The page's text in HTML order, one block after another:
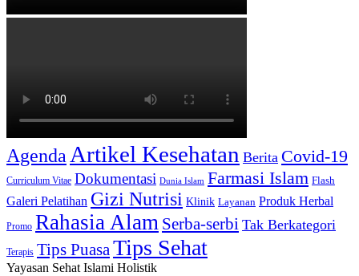
Agenda Artikel Kesehatan Berita Covid-19
Curriculum Vitae Dokumentasi Dunia Islam Farmasi Islam Flash
Galeri Pelatihan Gizi Nutrisi Klinik Layanan Produk Herbal
Promo Rahasia Alam Serba-serbi Tak Berkategori
Terapis Tips PuasaTips Sehat
Yayasan Sehat Islami Holistik